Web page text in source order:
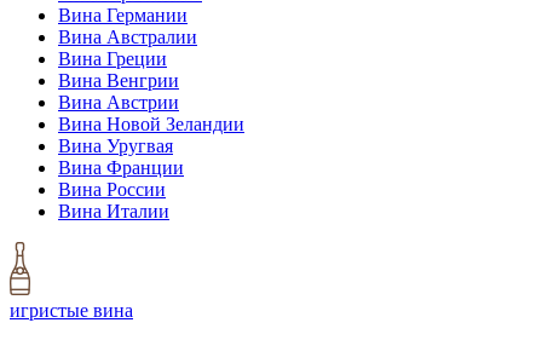
Вина Германии
Вина Австралии
Вина Греции
Вина Венгрии
Вина Австрии
Вина Новой Зеландии
Вина Уругвая
Вина Франции
Вина России
Вина Италии
игристые вина